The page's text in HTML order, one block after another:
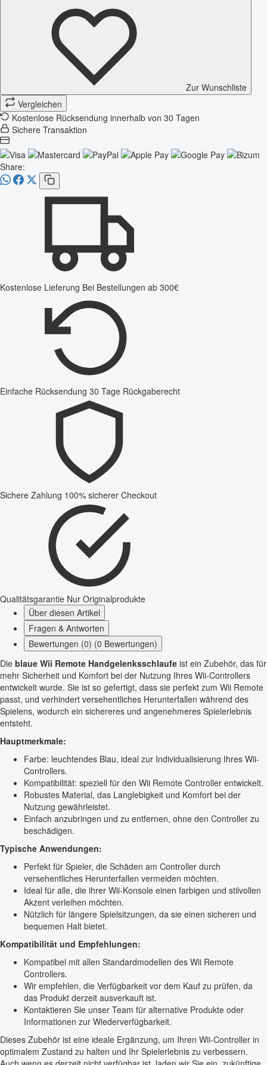
Zur Wunschliste
Vergleichen
Kostenlose Rücksendung innerhalb von 30 Tagen
Sichere Transaktion
Share:
Kostenlose Lieferung Bei Bestellungen ab 300€
Einfache Rücksendung 30 Tage Rückgaberecht
Sichere Zahlung 100% sicherer Checkout
Qualitätsgarantie Nur Originalprodukte
Über diesen Artikel
Fragen & Antworten
Bewertungen (0) (0 Bewertungen)
Die blaue Wii Remote Handgelenksschlaufe ist ein Zubehör, das für
mehr Sicherheit und Komfort bei der Nutzung Ihres Wii-Controllers
entwickelt wurde. Sie ist so gefertigt, dass sie perfekt zum Wii Remote
passt, und verhindert versehentliches Herunterfallen während des
Spielens, wodurch ein sichereres und angenehmeres Spielerlebnis
entsteht.
Hauptmerkmale:
Farbe: leuchtendes Blau, ideal zur Individualisierung Ihres Wii-
Controllers.
Kompatibilität: speziell für den Wii Remote Controller entwickelt.
Robustes Material, das Langlebigkeit und Komfort bei der
Nutzung gewährleistet.
Einfach anzubringen und zu entfernen, ohne den Controller zu
beschädigen.
Typische Anwendungen:
Perfekt für Spieler, die Schäden am Controller durch
versehentliches Herunterfallen vermeiden möchten.
Ideal für alle, die ihrer Wii-Konsole einen farbigen und stilvollen
Akzent verleihen möchten.
Nützlich für längere Spielsitzungen, da sie einen sicheren und
bequemen Halt bietet.
Kompatibilität und Empfehlungen:
Kompatibel mit allen Standardmodellen des Wii Remote
Controllers.
Wir empfehlen, die Verfügbarkeit vor dem Kauf zu prüfen, da
das Produkt derzeit ausverkauft ist.
Kontaktieren Sie unser Team für alternative Produkte oder
Informationen zur Wiederverfügbarkeit.
Dieses Zubehör ist eine ideale Ergänzung, um Ihren Wii-Controller in
optimalem Zustand zu halten und Ihr Spielerlebnis zu verbessern.